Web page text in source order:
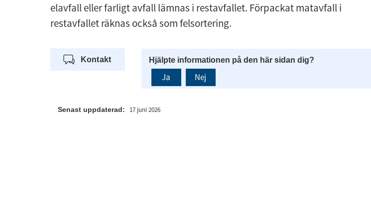
elavfall eller farligt avfall lämnas i restavfallet. Förpackat matavfall i
restavfallet räknas också som felsortering.
Kontakt Hjälpte informationen på den här sidan dig?
Ja Nej
Senast uppdaterad: 17 juni 2026